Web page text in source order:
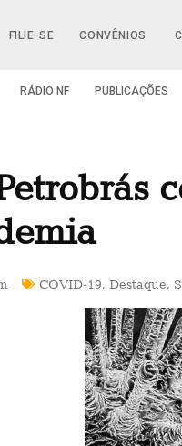
FILIE-SE CONVÊNIOS
RÁDIO NF PUBLICAÇÕES
COVID-19, Destaque,